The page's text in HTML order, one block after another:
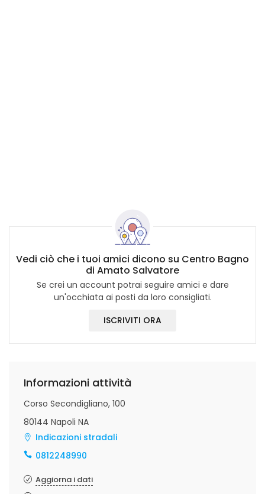
Vedi ciò che i tuoi amici dicono su Centro Bagno
di Amato Salvatore
Se crei un account potrai seguire amici e dare
un'occhiata ai posti da loro consigliati.
ISCRIVITI ORA
Informazioni attività
Corso Secondigliano, 100
80144 Napoli NA
Indicazioni stradali
0812248990
Aggiorna i dati